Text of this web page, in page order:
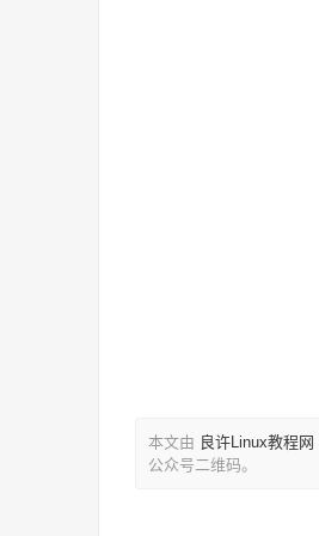
本文由 良许Linux教程网
公众号二维码。